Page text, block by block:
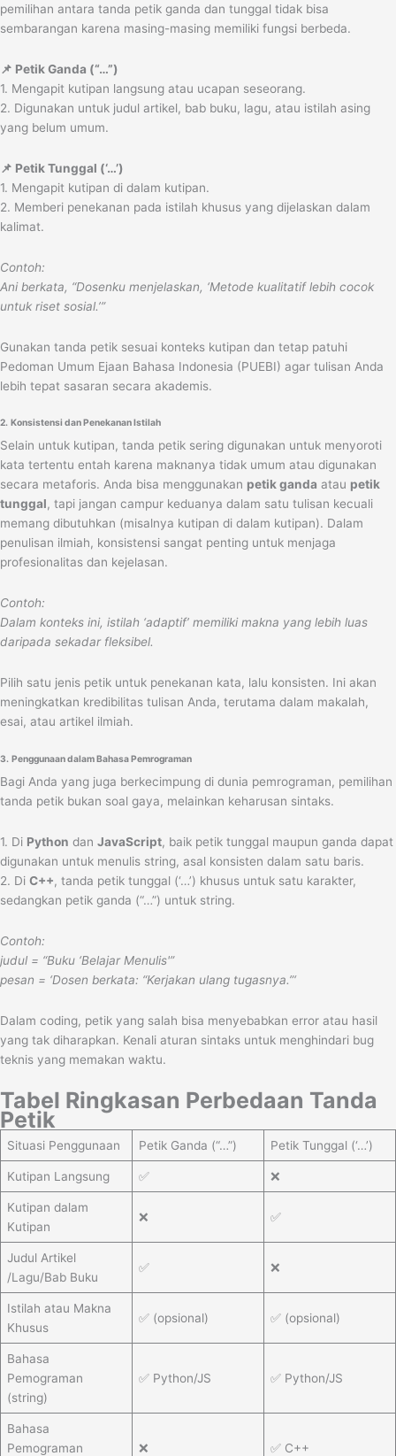
pemilihan antara tanda petik ganda dan tunggal tidak bisa
sembarangan karena masing-masing memiliki fungsi berbeda.
📌 Petik Ganda (“…”)
1. Mengapit kutipan langsung atau ucapan seseorang.
2. Digunakan untuk judul artikel, bab buku, lagu, atau istilah asing
yang belum umum.
📌 Petik Tunggal (‘…’)
1. Mengapit kutipan di dalam kutipan.
2. Memberi penekanan pada istilah khusus yang dijelaskan dalam
kalimat.
Contoh:
Ani berkata, “Dosenku menjelaskan, ‘Metode kualitatif lebih cocok
untuk riset sosial.’”
Gunakan tanda petik sesuai konteks kutipan dan tetap patuhi
Pedoman Umum Ejaan Bahasa Indonesia (PUEBI) agar tulisan Anda
lebih tepat sasaran secara akademis.
2. Konsistensi dan Penekanan Istilah
Selain untuk kutipan, tanda petik sering digunakan untuk menyoroti
kata tertentu entah karena maknanya tidak umum atau digunakan
secara metaforis. Anda bisa menggunakan petik ganda atau petik
tunggal, tapi jangan campur keduanya dalam satu tulisan kecuali
memang dibutuhkan (misalnya kutipan di dalam kutipan). Dalam
penulisan ilmiah, konsistensi sangat penting untuk menjaga
profesionalitas dan kejelasan.
Contoh:
Dalam konteks ini, istilah ‘adaptif’ memiliki makna yang lebih luas
daripada sekadar fleksibel.
Pilih satu jenis petik untuk penekanan kata, lalu konsisten. Ini akan
meningkatkan kredibilitas tulisan Anda, terutama dalam makalah,
esai, atau artikel ilmiah.
3. Penggunaan dalam Bahasa Pemrograman
Bagi Anda yang juga berkecimpung di dunia pemrograman, pemilihan
tanda petik bukan soal gaya, melainkan keharusan sintaks.
1. Di Python dan JavaScript, baik petik tunggal maupun ganda dapat
digunakan untuk menulis string, asal konsisten dalam satu baris.
2. Di C++, tanda petik tunggal (‘…’) khusus untuk satu karakter,
sedangkan petik ganda (“…”) untuk string.
Contoh:
judul = “Buku ‘Belajar Menulis'”
pesan = ‘Dosen berkata: “Kerjakan ulang tugasnya.”‘
Dalam coding, petik yang salah bisa menyebabkan error atau hasil
yang tak diharapkan. Kenali aturan sintaks untuk menghindari bug
teknis yang memakan waktu.
Tabel Ringkasan Perbedaan Tanda
Petik
Situasi Penggunaan Petik Ganda (“…”) Petik Tunggal (‘…’)
Kutipan Langsung ✅ ❌
Kutipan dalam
Kutipan
❌ ✅
Judul Artikel
/Lagu/Bab Buku
✅ ❌
Istilah atau Makna
Khusus
✅ (opsional) ✅ (opsional)
Bahasa
Pemograman
(string)
✅ Python/JS ✅ Python/JS
Bahasa
Pemograman
❌ ✅ C++